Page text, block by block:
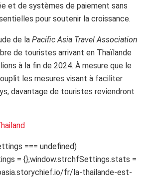
et de systèmes de paiement sans
pour soutenir la croissance.
de la Pacific Asia Travel Association
de touristes arrivant en Thaïlande
à la fin de 2024. À mesure que le
les mesures visant à faciliter
davantage de touristes reviendront
=== undefined)
= {};window.strchfSettings.stats =
fr/la-thailande-est-